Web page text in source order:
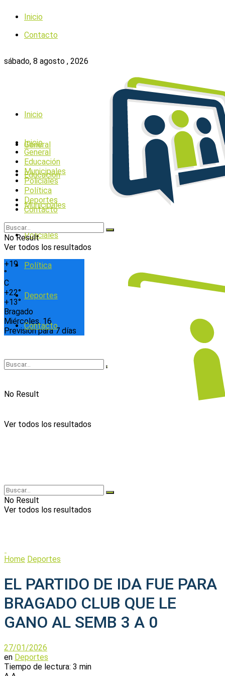
Inicio
Contacto
sábado, 8 agosto , 2026
+19
°
C
+22°
+13°
Bragado
Miércoles, 16
Previsión para 7 días
Inicio
General
Educación
Municipales
Policiales
Política
Deportes
Contacto
No Result
Ver todos los resultados
Inicio
General
Educación
Municipales
Policiales
Política
Deportes
Contacto
No Result
Ver todos los resultados
No Result
Ver todos los resultados
Home Deportes
EL PARTIDO DE IDA FUE PARA
BRAGADO CLUB QUE LE
GANO AL SEMB 3 A 0
27/01/2026
en Deportes
Tiempo de lectura: 3 min